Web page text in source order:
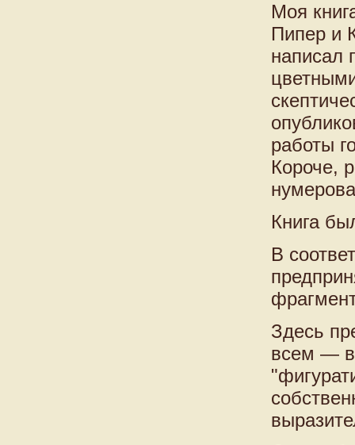
Моя
Пипер и
написал
работы
Короче,
Книга
В
Здесь
всем — в